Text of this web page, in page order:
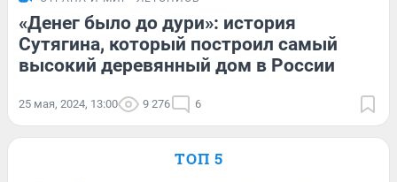
«Денег было до дури»: история
Сутягина, который построил самый
высокий деревянный дом в России
25 мая, 2024, 13:00 9 276 6
ТОП 5